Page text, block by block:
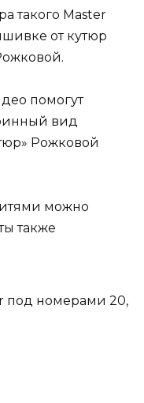
такого Master
от кутюр
помогут
вид
Рожковой
можно
также
под номерами 20,